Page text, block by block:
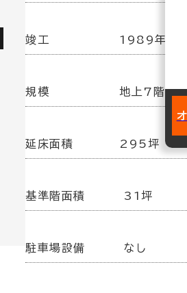
竣工 1989年 4
規模 地上7階建
延床面積 295坪
基準階面積 31坪
駐車場設備 なし